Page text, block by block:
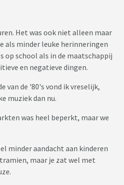
Het was ook niet alleen maar
als minder leuke herinneringen
op school als in de maatschappij
en negatieve dingen.
van de '80's vond ik vreselijk,
muziek dan nu.
was heel beperkt, maar we
minder aandacht aan kinderen
maar je zat wel met